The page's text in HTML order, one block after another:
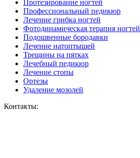
Протезирование ногтей
Профессиональный педикюр
Лечение грибка ногтей
Фотодинамическая терапия ногтей
Подошвенные бородавки
Лечение натоптышей
Трещины на пятках
Лечебный педикюр
Лечение стопы
Ортезы
Удаление мозолей
Контакты: